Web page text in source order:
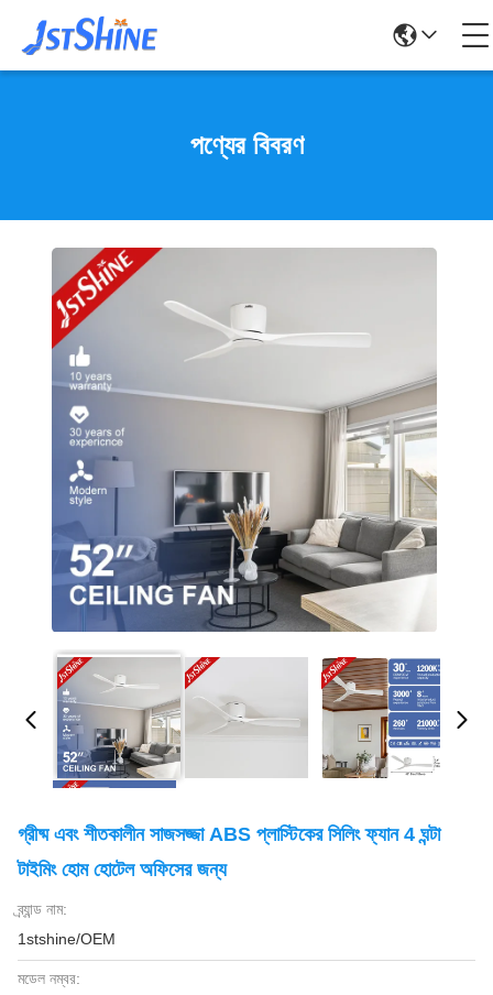
পণ্যের বিবরণ
গ্রীষ্ম এবং শীতকালীন সাজসজ্জা ABS প্লাস্টিকের সিলিং ফ্যান 4 ঘন্টা
টাইমিং হোম হোটেল অফিসের জন্য
ব্র্যান্ড নাম:
1stshine/OEM
মডেল নম্বর: